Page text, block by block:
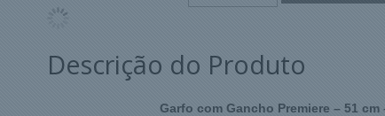
Descrição do Produto
Garfo com Gancho Premiere – 51 cm